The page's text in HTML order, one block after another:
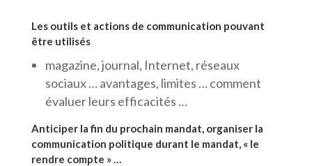
Les outils et actions de communication pouvant
être utilisés
magazine, journal, Internet, réseaux
sociaux … avantages, limites … comment
évaluer leurs efficacités …
Anticiper la fin du prochain mandat, organiser la
communication politique durant le mandat, « le
rendre compte » …